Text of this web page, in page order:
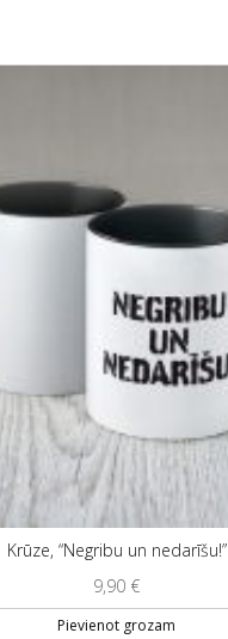
Krūze, “Negribu un nedarīšu!”
9,90 €
Pievienot grozam